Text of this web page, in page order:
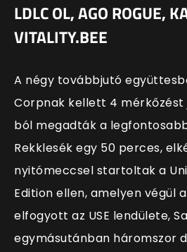
LDLC OL, AGO ROGUE,
VITALITY.BEE
A négy továbbjutó
Corpnak kellett 4
ból megadták a
Rekklesék egy 50 perces,
nyitómeccsel startoltak a
Edition ellen, amelyen végül
elfogyott az USE lendülete,
egymásutánban háromszor